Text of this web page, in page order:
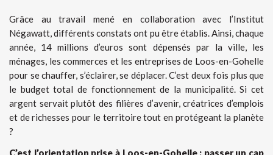
Grâce au travail mené en collaboration avec l’Institut
Négawatt, différents constats ont pu être établis. Ainsi, chaque
année, 14 millions d’euros sont dépensés par la ville, les
ménages, les commerces et les entreprises de Loos-en-Gohelle
pour se chauffer, s’éclairer, se déplacer. C’est deux fois plus que
le budget total de fonctionnement de la municipalité. Si cet
argent servait plutôt des filières d’avenir, créatrices d’emplois
et de richesses pour le territoire tout en protégeant la planète
?
C’est l’orientation prise à Loos-en-Gohelle : passer un cap